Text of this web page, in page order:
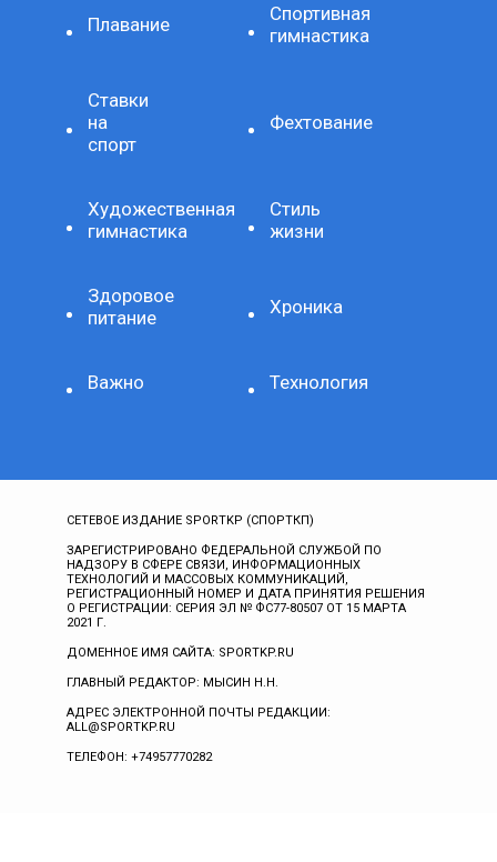
Плавание
Спортивная
гимнастика
Ставки
на
спорт
Фехтование
Художественная
гимнастика
Стиль
жизни
Здоровое
питание
Хроника
Важно Технология
СЕТЕВОЕ ИЗДАНИЕ SPORTKP (СПОРТКП)
ЗАРЕГИСТРИРОВАНО ФЕДЕРАЛЬНОЙ СЛУЖБОЙ ПО
НАДЗОРУ В СФЕРЕ СВЯЗИ, ИНФОРМАЦИОННЫХ
ТЕХНОЛОГИЙ И МАССОВЫХ КОММУНИКАЦИЙ,
РЕГИСТРАЦИОННЫЙ НОМЕР И ДАТА ПРИНЯТИЯ РЕШЕНИЯ
О РЕГИСТРАЦИИ: СЕРИЯ ЭЛ № ФС77-80507 ОТ 15 МАРТА
2021 Г.
ДОМЕННОЕ ИМЯ САЙТА: SPORTKP.RU
ГЛАВНЫЙ РЕДАКТОР: МЫСИН Н.Н.
АДРЕС ЭЛЕКТРОННОЙ ПОЧТЫ РЕДАКЦИИ:
ALL@SPORTKP.RU
ТЕЛЕФОН: +74957770282